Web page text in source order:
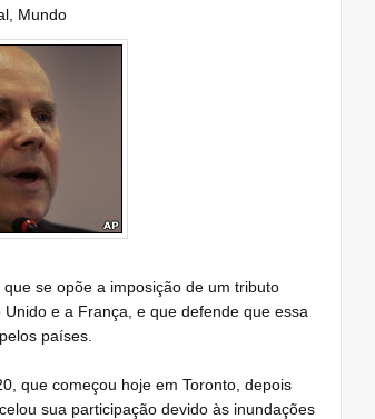
Mundo
se opõe a imposição de um tributo
e a França, e que defende que essa
países.
que começou hoje em Toronto, depois
sua participação devido às inundações